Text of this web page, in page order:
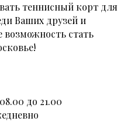
теннисный корт для
Ваших друзей и
возможность стать
до 21.00